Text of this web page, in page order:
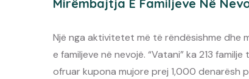
Mirëmbajtja E Familjeve Në
Një nga aktivitetet më të rëndësishme dhe
e familjeve në nevojë. “Vatani” ka 213
ofruar kupona mujore prej 1,000 denarësh